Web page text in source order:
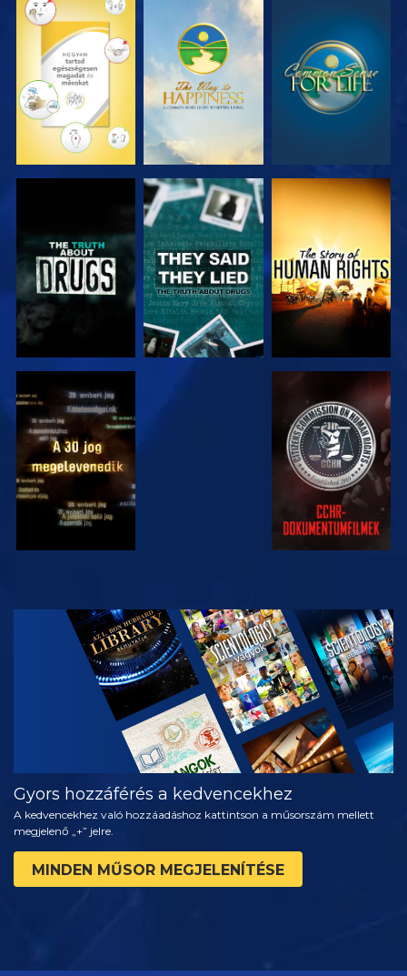
MŰSORNÉZÉS MŰSORNÉZÉS MŰSORNÉZÉS
MŰSORNÉZÉS MŰSORNÉZÉS MŰSORNÉZÉS
MŰSORNÉZÉS MŰSORNÉZÉS
MŰSORNÉZÉS
A SOROZAT
RÉSZEI
Gyors hozzáférés a kedvencekhez
A kedvencekhez való hozzáadáshoz kattintson a műsorszám mellett
megjelenő „+” jelre.
MINDEN MŰSOR MEGJELENÍTÉSE